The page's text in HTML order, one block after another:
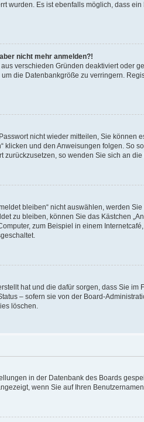
wurden. Es ist ebenfalls möglich, dass
nicht mehr anmelden?!
verschieden Gründen deaktiviert oder
die Datenbankgröße zu verringern.
nicht wieder mitteilen, Sie können
klicken und den Anweisungen folgen. So
zurückzusetzen, so wenden Sie sich an
bleiben“ nicht auswählen, werden
zu bleiben, können Sie das Kästchen
zum Beispiel in einem
hat und die dafür sorgen, dass Sie
– sofern sie von der Board-
löschen.
in der Datenbank des Boards
wenn Sie auf Ihren